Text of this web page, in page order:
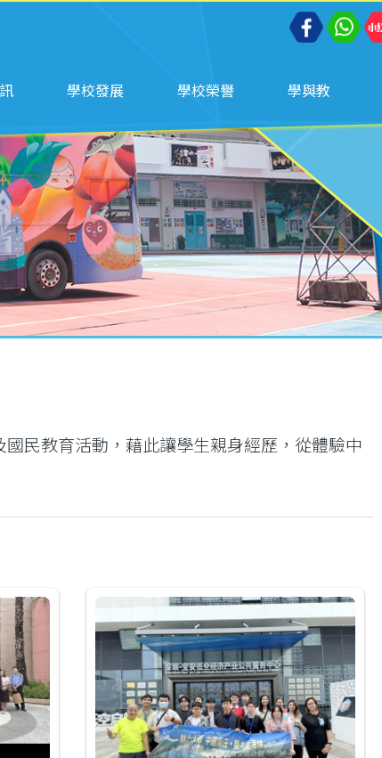
學校發展 學校榮譽 學與教
民教育活動，藉此讓學生親身經歷，從體驗中